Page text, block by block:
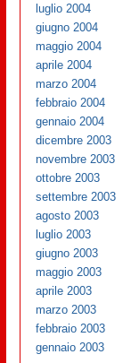
luglio 2004
giugno 2004
maggio 2004
aprile 2004
marzo 2004
febbraio 2004
gennaio 2004
dicembre 2003
novembre 2003
ottobre 2003
settembre 2003
agosto 2003
luglio 2003
giugno 2003
maggio 2003
aprile 2003
marzo 2003
febbraio 2003
gennaio 2003